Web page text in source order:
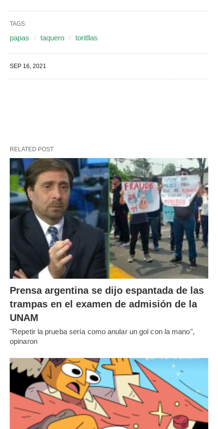
TAGS:
papas taquero toritllas
SEP 16, 2021
RELATED POST
Prensa argentina se dijo espantada de las
trampas en el examen de admisión de la
UNAM
"Repetir la prueba sería como anular un gol con la mano",
opinaron